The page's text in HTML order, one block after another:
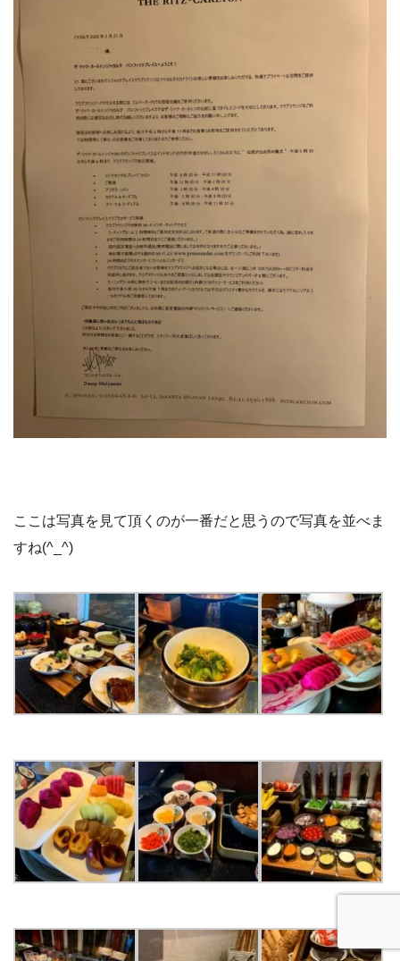
ここは写真を見て頂くのが一番だと思うので写真を並べま
すね(^_^)